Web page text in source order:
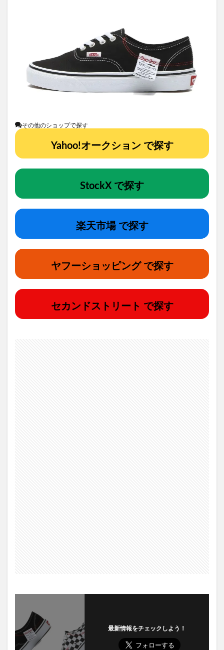
その他のショップで探す
Yahoo!オークション で探す
StockX で探す
楽天市場 で探す
ヤフーショッピング で探す
セカンドストリート で探す
最新情報をチェックしよう！